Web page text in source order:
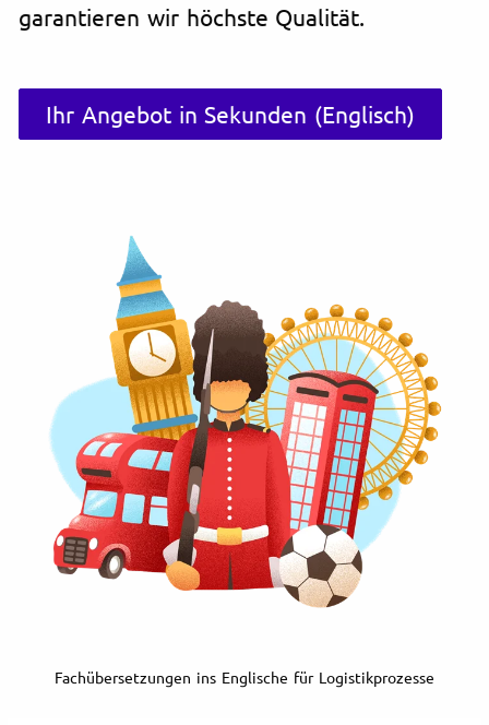
garantieren wir höchste Qualität.
Ihr Angebot in Sekunden (Englisch)
Fachübersetzungen ins Englische für Logistikprozesse